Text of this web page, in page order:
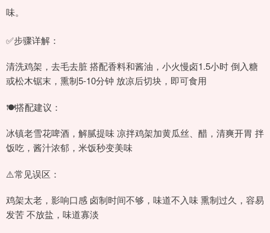
味。
✅步骤详解：
清洗鸡架，去毛去脏 搭配香料和酱油，小火慢卤1.5小时 倒入糖
或松木锯末，熏制5-10分钟 放凉后切块，即可食用
🍽️搭配建议：
冰镇老雪花啤酒，解腻提味 凉拌鸡架加黄瓜丝、醋，清爽开胃 拌
饭吃，酱汁浓郁，米饭秒变美味
⚠️常见误区：
鸡架太老，影响口感 卤制时间不够，味道不入味 熏制过久，容易
发苦 不放盐，味道寡淡